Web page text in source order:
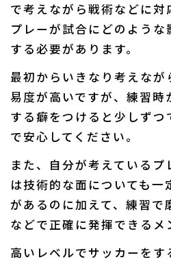
で考えながら戦術などに対
プレーが試合にどのよう
する必要があります。
最初からいきなり考えなが
易度が高いですが、練習時
する癖をつけると少しずつ
で安心してください。
また、自分が考えている
は技術的な面についても一
があるのに加えて、練習で
などで正確に発揮できるメ
高いレベルでサッカーを